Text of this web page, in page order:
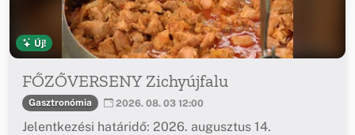
Új!
FŐZŐVERSENY Zichyújfalu
Gasztronómia 2026. 08. 03 12:00
Jelentkezési határidő: 2026. augusztus 14.